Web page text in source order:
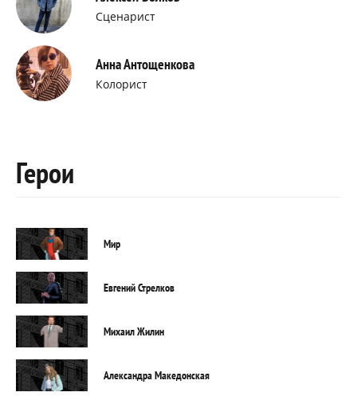
Сценарист
Анна Антощенкова
Колорист
Герои
Мир
Евгений Стрелков
Михаил Жилин
Александра Македонская